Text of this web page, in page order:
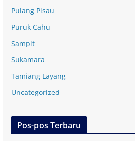
Pulang Pisau
Puruk Cahu
Sampit
Sukamara
Tamiang Layang
Uncategorized
Pos-pos Terbaru